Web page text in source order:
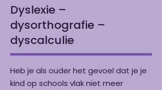
Dyslexie –
dysorthografie –
dyscalculie
Heb je als ouder het gevoel dat je je
kind op schools vlak niet meer